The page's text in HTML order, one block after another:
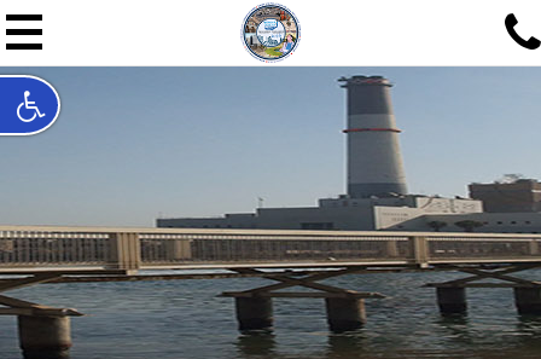
תל אביב שלי
תיור ישראלי בעריכת אילן
האתר המרכזי להיסטוריה של תל אביב ותולדות ארץ ישראל -
חייגו עכשיו:052-7747748
שלחו פנייה:ilan@mytelaviv.co.il
English עברית צור קשר